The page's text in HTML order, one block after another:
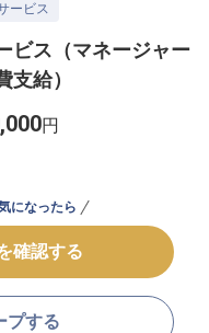
トに申し込む
の企業様へ
ービス
ビス（マネージャー
給）
円
になったら
確認する
プする